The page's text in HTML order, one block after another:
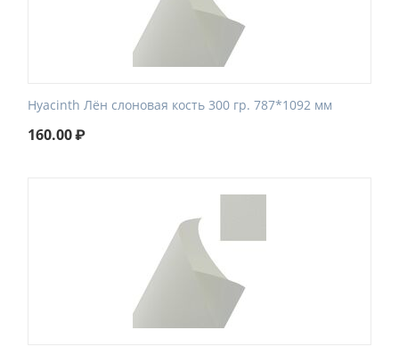
Hyacinth Лён слоновая кость 300 гр. 787*1092 мм
160.00₽